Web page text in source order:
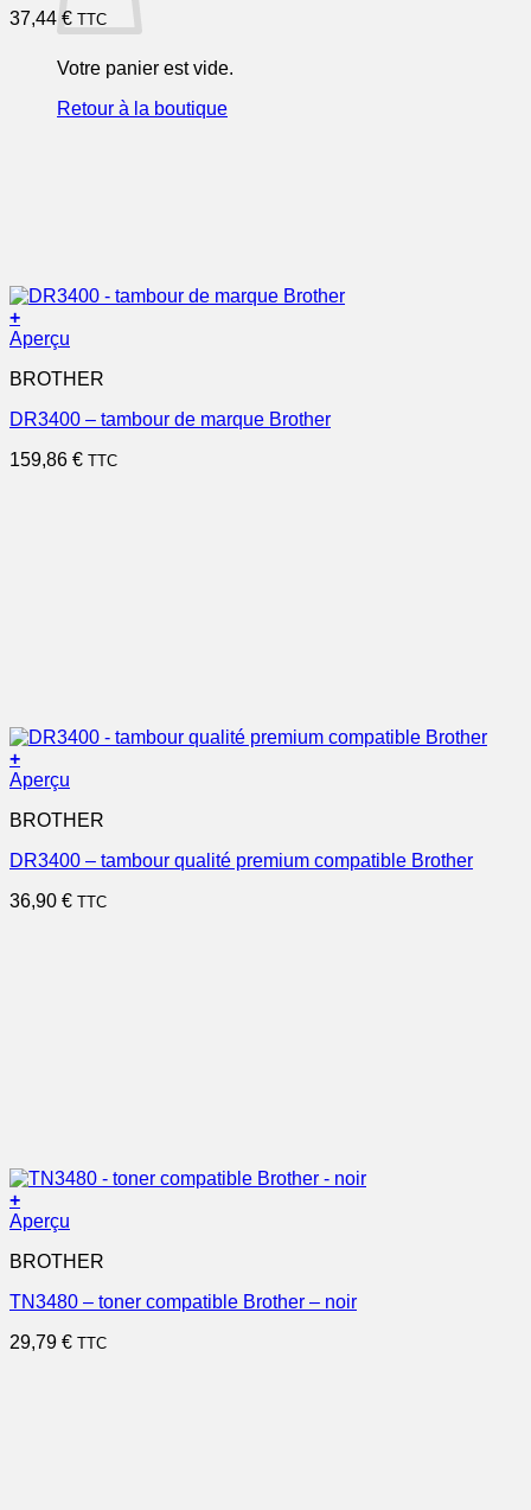
Votre panier est vide.
Retour à la boutique
37,44 € TTC
+
Aperçu
BROTHER
DR3400 – tambour de marque Brother
159,86 € TTC
+
Aperçu
BROTHER
DR3400 – tambour qualité premium compatible Brother
36,90 € TTC
+
Aperçu
BROTHER
TN3480 – toner compatible Brother – noir
29,79 € TTC